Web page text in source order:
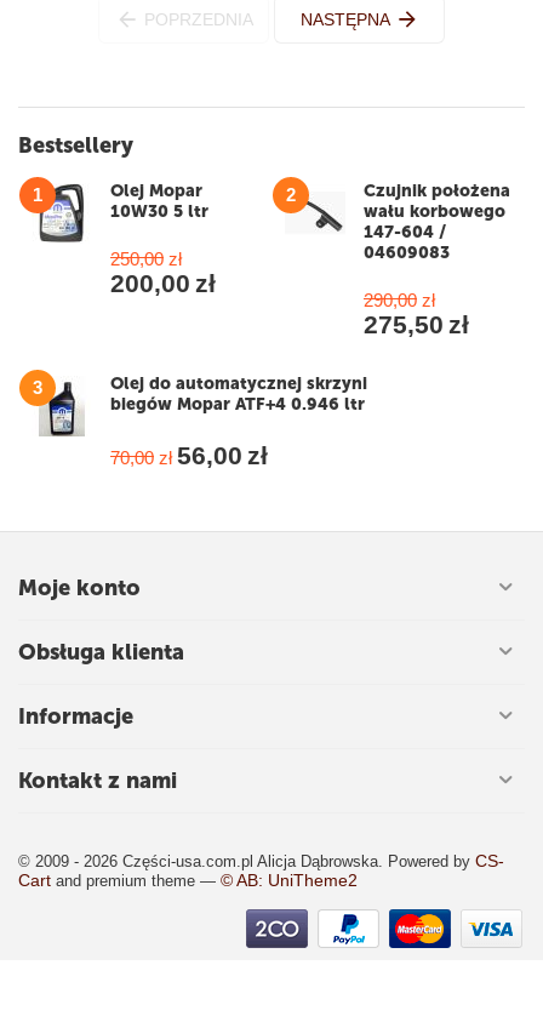
POPRZEDNIA NASTĘPNA
Bestsellery
1
Olej Mopar
10W30 5 ltr
250,00 zł
200,00 zł
2
Czujnik położena
wału korbowego
147-604 /
04609083
290,00 zł
275,50 zł
3
Olej do automatycznej skrzyni
biegów Mopar ATF+4 0.946 ltr
70,00 zł 56,00 zł
Moje konto
Obsługa klienta
Informacje
Kontakt z nami
© 2009 - 2026 Części-usa.com.pl Alicja Dąbrowska. Powered by CS-
Cart and premium theme — © AB: UniTheme2